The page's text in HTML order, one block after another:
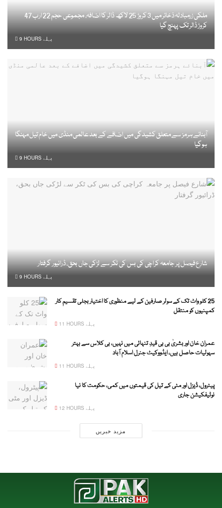
ملکی زرمبادلہ ذخائر میں 3 کروڑ 25 لاکھ ڈالر کا اضافہ، مجموعی حجم 22 ارب 47
کروڑ ڈالر تک پہنچ گیا
9 HOURS پہلے
آبنائے ہرمز سے متعلق کشیدگی میں اضافے کے بعد عالمی منڈی میں خام تیل مہنگا
ہوگیا
9 HOURS پہلے
شارع فیصل پر جامعہ کراچی کی بس کی ٹکر سے لڑکی جاں بحق، ڈرائیور گرفتار
9 HOURS پہلے
25 کلو واٹ تک کے سولر صارفین کے لیے منظوری کا اختیار بجلی تقسیم کار
کمپنیوں کو منتقل
11 HOURS پہلے
عمران خان اور بشریٰ بی بی قیدِ تنہائی میں نہیں، بی کلاس سے بہتر
سہولیات حاصل ہیں، ایڈووکیٹ جنرل اسلام آباد
11 HOURS پہلے
پیٹرول، ڈیزل اور مٹی کے تیل کی قیمتوں میں کمی، حکومت کا نیا
نوٹیفکیشن جاری
12 HOURS پہلے
مزید خبریں